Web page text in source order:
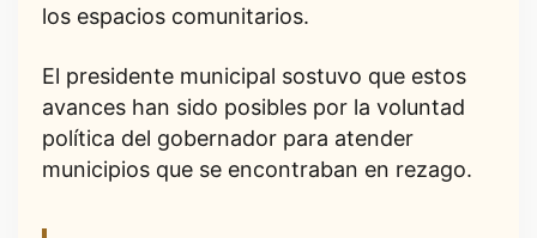
los espacios comunitarios.
El presidente municipal sostuvo que estos
avances han sido posibles por la voluntad
política del gobernador para atender
municipios que se encontraban en rezago.